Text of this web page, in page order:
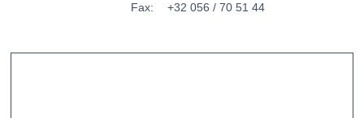
Fax:
+32 056 / 70 51 44